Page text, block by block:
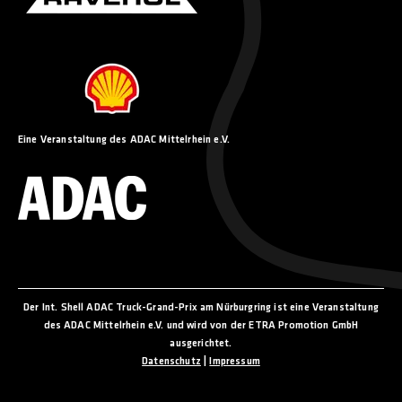
Eine Veranstaltung des ADAC Mittelrhein e.V.
Der Int. Shell ADAC Truck-Grand-Prix am Nürburgring ist eine Veranstaltung
des ADAC Mittelrhein e.V. und wird von der ETRA Promotion GmbH
ausgerichtet.
Datenschutz
Impressum